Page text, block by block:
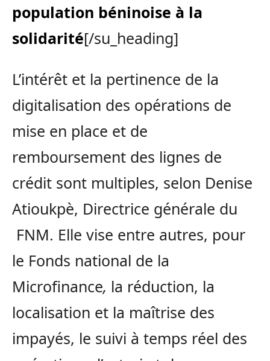
population béninoise à la
solidarité[/su_heading]
L’intérêt et la pertinence de la
digitalisation des opérations de
mise en place et de
remboursement des lignes de
crédit sont multiples, selon Denise
Atioukpè, Directrice générale du
FNM. Elle vise entre autres, pour
le Fonds national de la
Microfinance, la réduction, la
localisation et la maîtrise des
impayés, le suivi à temps réel des